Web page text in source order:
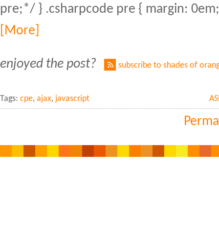
pre;*/ } .csharpcode pre { margin:
[More]
enjoyed the post? subscribe to shades of
Tags: cpe, ajax, javascript